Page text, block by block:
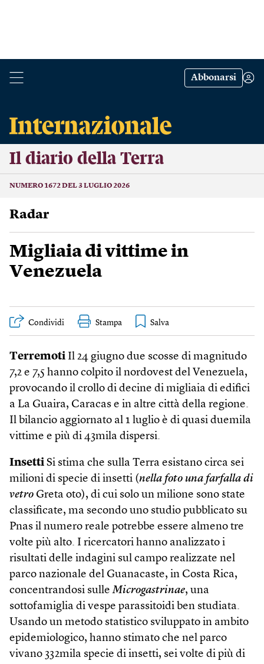
Abbonarsi
Il diario della Terra
NUMERO 1672 DEL 3 LUGLIO 2026
Radar
Migliaia di vittime in
Venezuela
Condividi Stampa
Terremoti Il 24 giugno due scosse di magnitudo
7,2 e 7,5 hanno colpito il nordovest del Venezuela,
provocando il crollo di decine di migliaia di edifici
a La Guaira, Caracas e in altre città della regione.
Il bilancio aggiornato al 1 luglio è di quasi duemila
vittime e più di 43mila dispersi.
Insetti Si stima che sulla Terra esistano circa sei
milioni di specie di insetti (nella foto una farfalla di
vetro Greta oto), di cui solo un milione sono state
classificate, ma secondo uno studio pubblicato su
Pnas il numero reale potrebbe essere almeno tre
volte più alto. I ricercatori hanno analizzato i
risultati delle indagini sul campo realizzate nel
parco nazionale del Guanacaste, in Costa Rica,
concentrandosi sulleMicrogastrinae, una
sottofamiglia di vespe parassitoidi ben studiata.
Usando un metodo statistico sviluppato in ambito
epidemiologico, hanno stimato che nel parco
vivano 332mila specie di insetti, sei volte di più di